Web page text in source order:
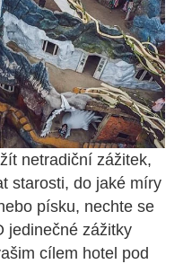
netradiční zážitek,
starosti, do jaké míry
písku, nechte se
jedinečné zážitky
cílem hotel pod